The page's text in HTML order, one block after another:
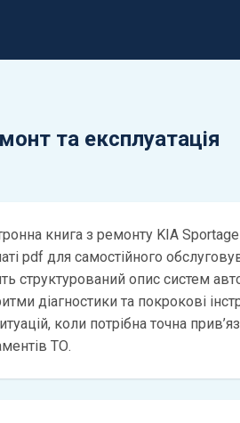
та експлуатація
книга з ремонту KIA
pdf для самостійного
структурований опис систем
діагностики та покрокові
коли потрібна точна
ТО.